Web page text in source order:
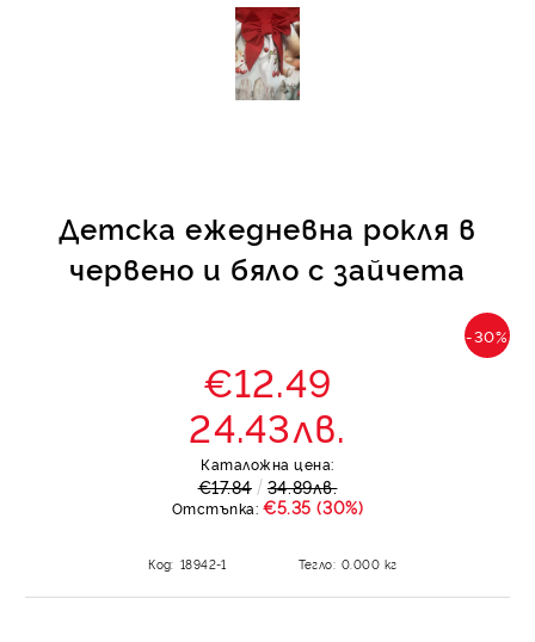
Детска ежедневна рокля в
червено и бяло с зайчета
-30%
€12.49
24.43лв.
Каталожна цена:
€17.84 34.89лв.
Отстъпка: €5.35 (30%)
Код: 18942-1 Тегло: 0.000 кг